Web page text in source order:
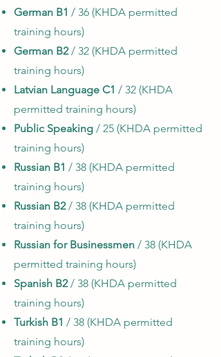
German B1 / 36 (KHDA permitted
training hours)
German B2/ 32 (KHDA permitted
training hours)
Latvian Language C1 / 32 (KHDA
permitted training hours)
Public Speaking / 25 (KHDA permitted
training hours)
Russian B1 / 38 (KHDA permitted
training hours)
Russian B2/ 38 (KHDA permitted
training hours)
Russian for Businessmen / 38 (KHDA
permitted training hours)
Spanish B2/ 38 (KHDA permitted
training hours)
Turkish B1 / 38 (KHDA permitted
training hours)